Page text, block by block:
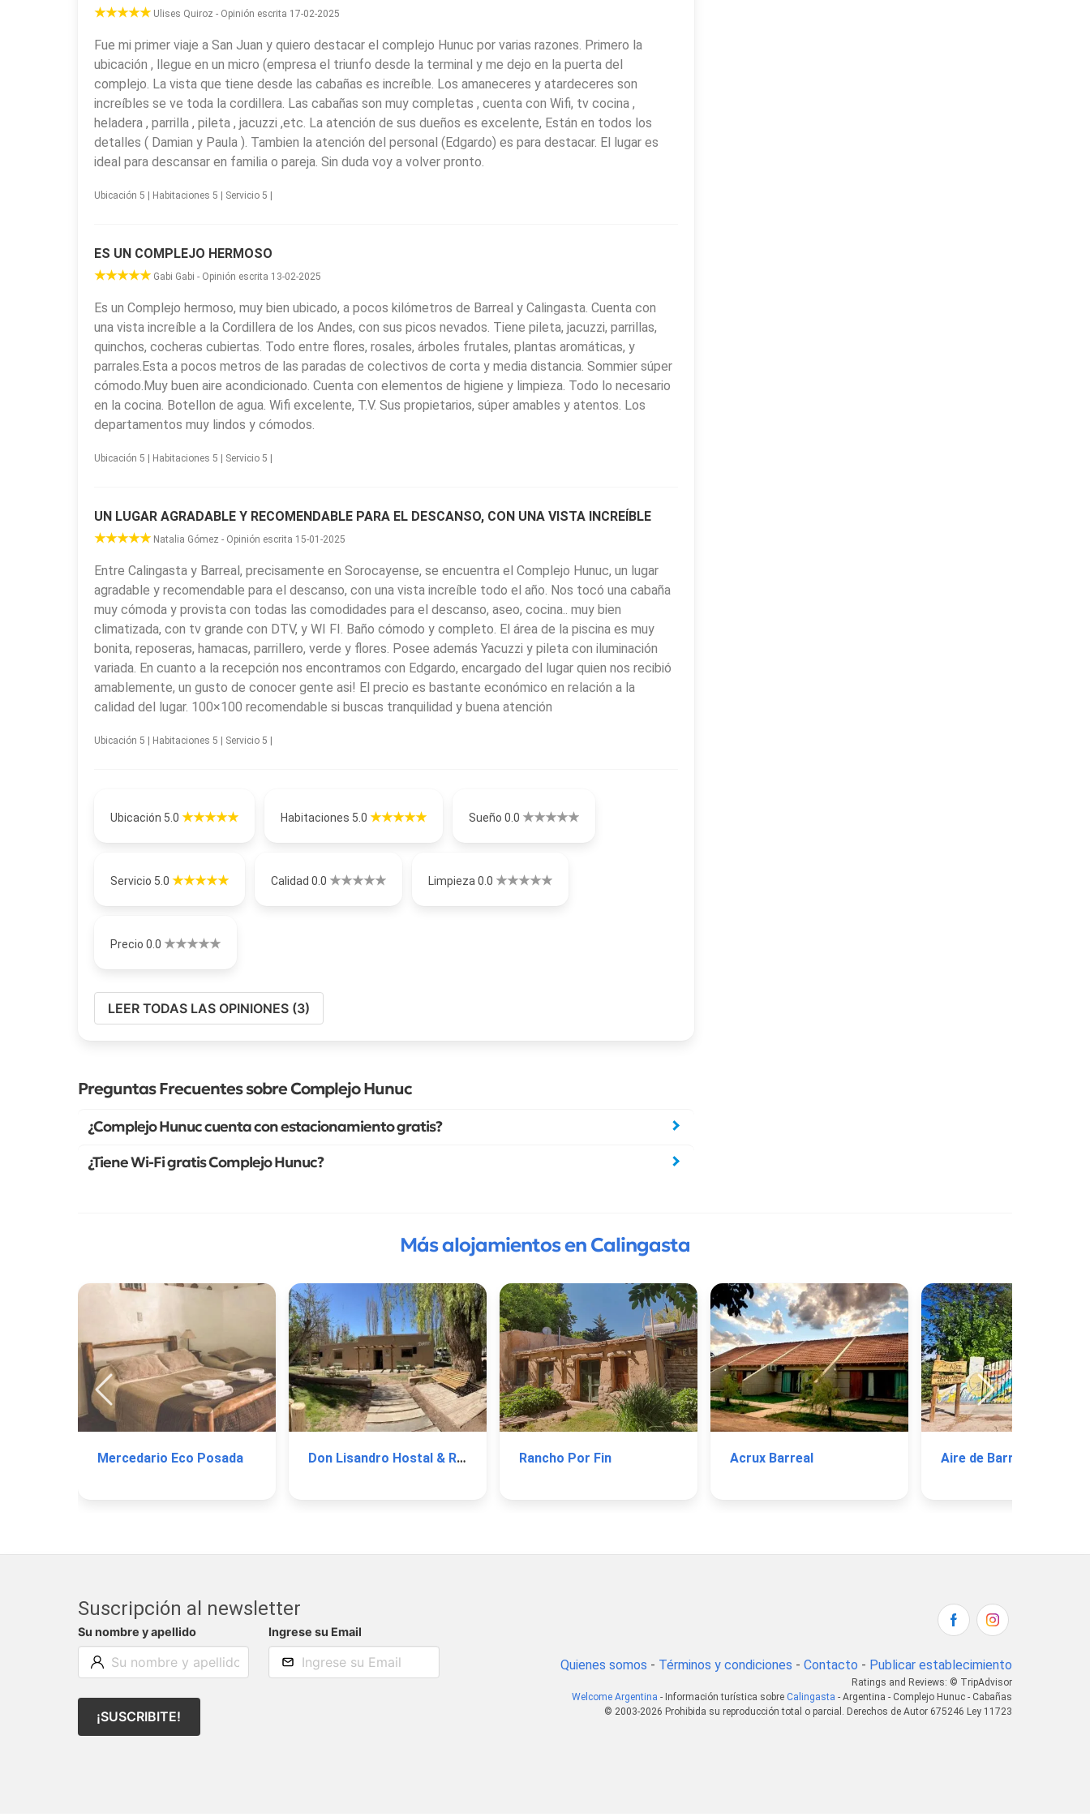
Ulises Quiroz - Opinión escrita 17-02-2025
Fue mi primer viaje a San Juan y quiero destacar el complejo Hunuc por varias razones. Primero la
ubicación , llegue en un micro (empresa el triunfo desde la terminal y me dejo en la puerta del
complejo. La vista que tiene desde las cabañas es increíble. Los amaneceres y atardeceres son
increíbles se ve toda la cordillera. Las cabañas son muy completas , cuenta con Wifi, tv cocina ,
heladera , parrilla , pileta , jacuzzi ,etc. La atención de sus dueños es excelente, Están en todos los
detalles ( Damian y Paula ). Tambien la atención del personal (Edgardo) es para destacar. El lugar es
ideal para descansar en familia o pareja. Sin duda voy a volver pronto.
Ubicación 5 | Habitaciones 5 | Servicio 5 |
ES UN COMPLEJO HERMOSO
Gabi Gabi - Opinión escrita 13-02-2025
Es un Complejo hermoso, muy bien ubicado, a pocos kilómetros de Barreal y Calingasta. Cuenta con
una vista increíble a la Cordillera de los Andes, con sus picos nevados. Tiene pileta, jacuzzi, parrillas,
quinchos, cocheras cubiertas. Todo entre flores, rosales, árboles frutales, plantas aromáticas, y
parrales.Esta a pocos metros de las paradas de colectivos de corta y media distancia. Sommier súper
cómodo.Muy buen aire acondicionado. Cuenta con elementos de higiene y limpieza. Todo lo necesario
en la cocina. Botellon de agua. Wifi excelente, T.V. Sus propietarios, súper amables y atentos. Los
departamentos muy lindos y cómodos.
Ubicación 5 | Habitaciones 5 | Servicio 5 |
UN LUGAR AGRADABLE Y RECOMENDABLE PARA EL DESCANSO, CON UNA VISTA INCREÍBLE
Natalia Gómez - Opinión escrita 15-01-2025
Entre Calingasta y Barreal, precisamente en Sorocayense, se encuentra el Complejo Hunuc, un lugar
agradable y recomendable para el descanso, con una vista increíble todo el año. Nos tocó una cabaña
muy cómoda y provista con todas las comodidades para el descanso, aseo, cocina.. muy bien
climatizada, con tv grande con DTV, y WI FI. Baño cómodo y completo. El área de la piscina es muy
bonita, reposeras, hamacas, parrillero, verde y flores. Posee además Yacuzzi y pileta con iluminación
variada. En cuanto a la recepción nos encontramos con Edgardo, encargado del lugar quien nos recibió
amablemente, un gusto de conocer gente asi! El precio es bastante económico en relación a la
calidad del lugar. 100×100 recomendable si buscas tranquilidad y buena atención
Ubicación 5 | Habitaciones 5 | Servicio 5 |
Ubicación 5.0 Habitaciones 5.0 Sueño 0.0
Servicio 5.0 Calidad 0.0 Limpieza 0.0
Precio 0.0
LEER TODAS LAS OPINIONES (3)
Preguntas Frecuentes sobre Complejo Hunuc
¿Complejo Hunuc cuenta con estacionamiento gratis?
¿Tiene Wi-Fi gratis Complejo Hunuc?
Más alojamientos en Calingasta
Mercedario Eco Posada Don Lisandro Hostal & Restó Rancho Por Fin Acrux Barreal
Suscripción al newsletter
Su nombre y apellido Ingrese su Email
¡SUSCRIBITE!
Quienes somos - Términos y condiciones - Contacto - Publicar establecimiento
Ratings and Reviews: © TripAdvisor
Welcome Argentina - Información turística sobre Calingasta - Argentina - Complejo Hunuc - Cabañas
© 2003-2026 Prohibida su reproducción total o parcial. Derechos de Autor 675246 Ley 11723